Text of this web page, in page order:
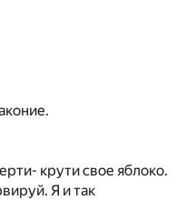
крути свое яблоко.
Я и так